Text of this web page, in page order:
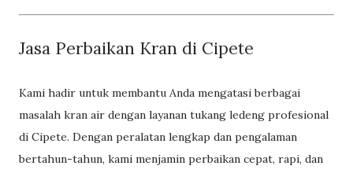
Jasa Perbaikan Kran di Cipete
Kami hadir untuk membantu Anda mengatasi berbagai
masalah kran air dengan layanan tukang ledeng profesional
di Cipete. Dengan peralatan lengkap dan pengalaman
bertahun-tahun, kami menjamin perbaikan cepat, rapi, dan